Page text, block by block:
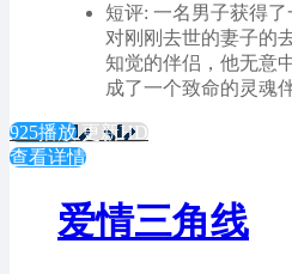
短评: 一名男子获得
对刚刚去世的妻子的
知觉的伴侣，他无意
成了一个致命的灵魂
925播放 更新HD
查看详情
爱情三角线